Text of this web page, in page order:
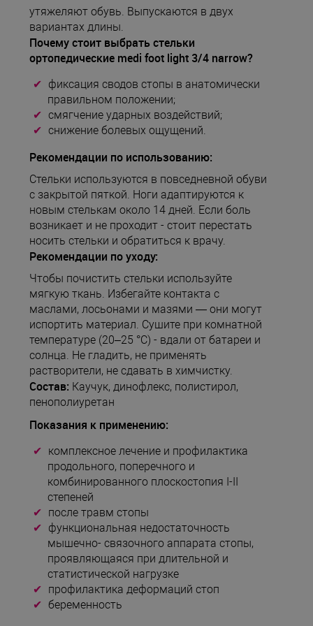
утяжеляют обувь. Выпускаются в двух
вариантах длины.
Почему стоит выбрать стельки
ортопедические medi foot light 3/4 narrow?
фиксация сводов стопы в анатомически
правильном положении;
смягчение ударных воздействий;
снижение болевых ощущений.
Рекомендации по использованию:
Стельки используются в повседневной обуви
с закрытой пяткой. Ноги адаптируются к
новым стелькам около 14 дней. Если боль
возникает и не проходит - стоит перестать
носить стельки и обратиться к врачу.
Рекомендации по уходу:
Чтобы почистить стельки используйте
мягкую ткань. Избегайте контакта с
маслами, лосьонами и мазями — они могут
испортить материал. Сушите при комнатной
температуре (20–25 °C) - вдали от батареи и
солнца. Не гладить, не применять
растворители, не сдавать в химчистку.
Состав: Каучук, динофлекс, полистирол,
пенополиуретан
Показания к применению:
комплексное лечение и профилактика
продольного, поперечного и
комбинированного плоскостопия I-II
степеней
после травм стопы
функциональная недостаточность
мышечно- связочного аппарата стопы,
проявляющаяся при длительной и
статистической нагрузке
профилактика деформаций стоп
беременность